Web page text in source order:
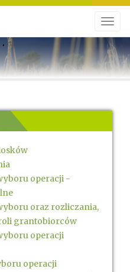
operacji -
oraz rozliczania,
grantobiorców
operacji
operacji